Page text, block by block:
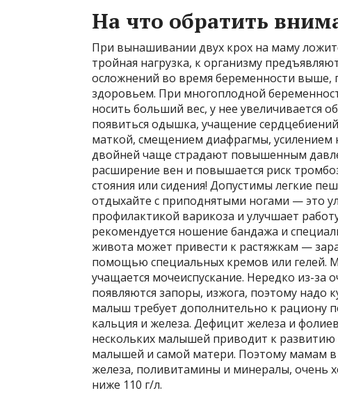
На что обратить
При вынашивании двух крох на маму
тройная нагрузка, к организму
осложнений во время беременности выше,
здоровьем. При многоплодной
носить больший вес, у нее увеличивается
появиться одышка, учащение
маткой, смещением диафрагмы,
двойней чаще страдают повышенным
расширение вен и повышается риск
стояния или сидения! Допустимы легкие
отдыхайте с приподнятыми ногами — это
профилактикой варикоза и улучшает
рекомендуется ношение бандажа и
живота может привести к растяжкам —
помощью специальных кремов или гелей.
учащается мочеиспускание. Нередко из-
появляются запоры, изжога, поэтому
малыш требует дополнительно к рациону
кальция и железа. Дефицит железа и
нескольких малышей приводит к развитию
малышей и самой матери. Поэтому мамам
железа, поливитамины и минералы, очень
ниже 110 г/л.